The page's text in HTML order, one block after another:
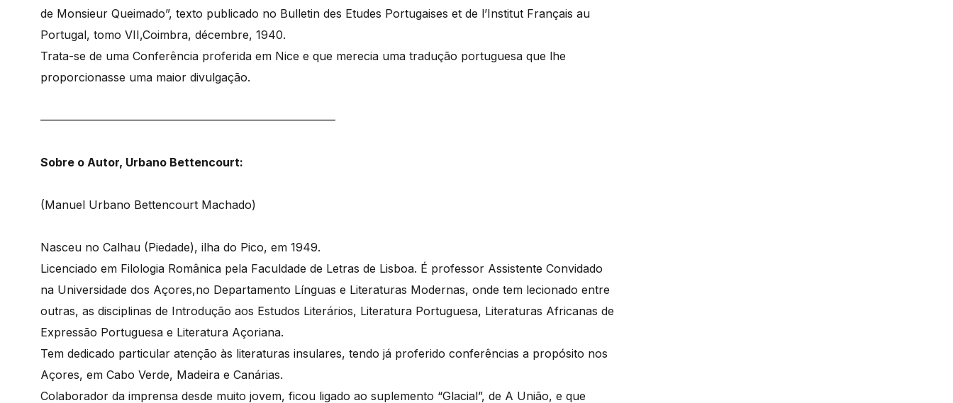
de Monsieur Queimado”, texto publicado no Bulletin des Etudes Portugaises et de l’Institut Français au
Portugal, tomo VII,Coimbra, décembre, 1940.
Trata-se de uma Conferência proferida em Nice e que merecia uma tradução portuguesa que lhe
proporcionasse uma maior divulgação.
——————————————————————————
Sobre o Autor, Urbano Bettencourt:
(Manuel Urbano Bettencourt Machado)
Nasceu no Calhau (Piedade), ilha do Pico, em 1949.
Licenciado em Filologia Românica pela Faculdade de Letras de Lisboa. É professor Assistente Convidado
na Universidade dos Açores,no Departamento Línguas e Literaturas Modernas, onde tem lecionado entre
outras, as disciplinas de Introdução aos Estudos Literários, Literatura Portuguesa, Literaturas Africanas de
Expressão Portuguesa e Literatura Açoriana.
Tem dedicado particular atenção às literaturas insulares, tendo já proferido conferências a propósito nos
Açores, em Cabo Verde, Madeira e Canárias.
Colaborador da imprensa desde muito jovem, ficou ligado ao suplemento “Glacial”, de A União, e que